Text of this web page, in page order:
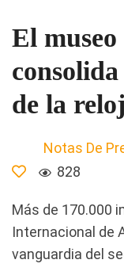
El
de la
Notas De
828
Más de 170.000
Internacional de
vanguardia del